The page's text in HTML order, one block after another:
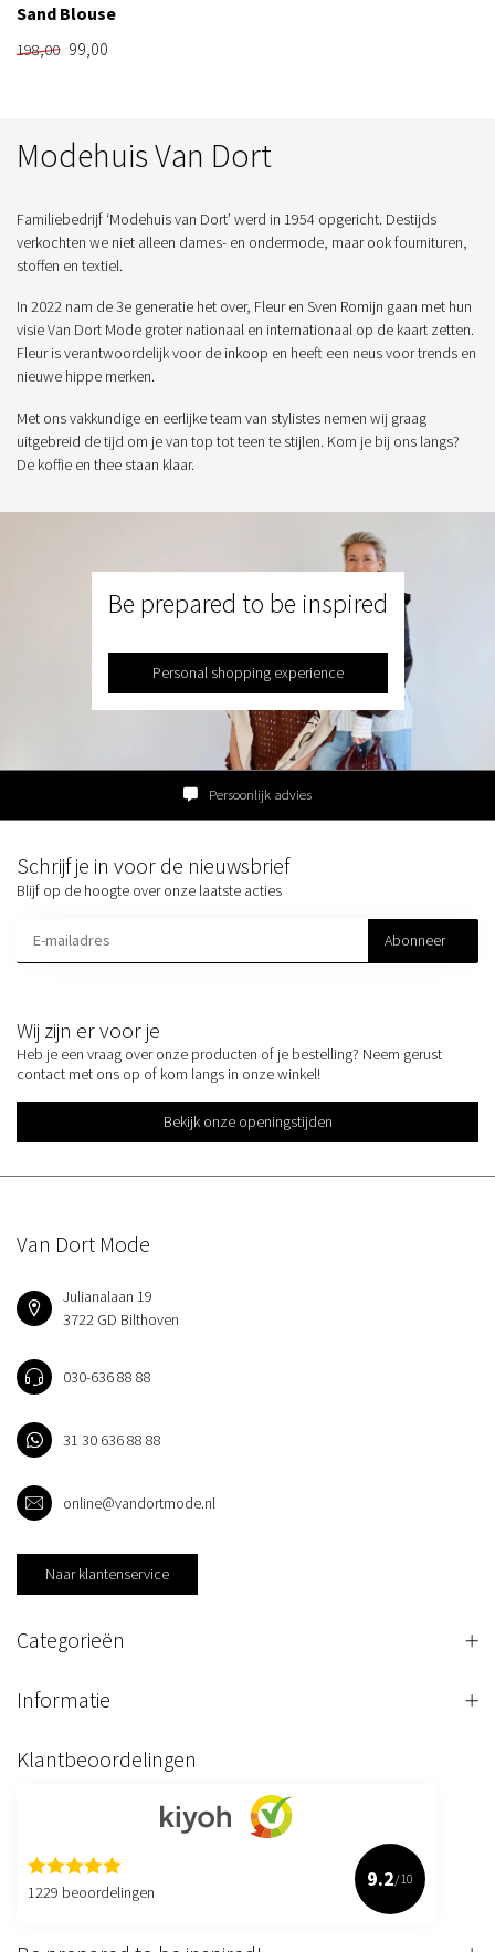
Sand Blouse
198,00 99,00
Modehuis Van Dort
Familiebedrijf ‘Modehuis van Dort’ werd in 1954 opgericht. Destijds
verkochten we niet alleen dames- en ondermode, maar ook fournituren,
stoffen en textiel.
In 2022 nam de 3e generatie het over, Fleur en Sven Romijn gaan met hun
visie Van Dort Mode groter nationaal en internationaal op de kaart zetten.
Fleur is verantwoordelijk voor de inkoop en heeft een neus voor trends en
nieuwe hippe merken.
Met ons vakkundige en eerlijke team van stylistes nemen wij graag
uitgebreid de tijd om je van top tot teen te stijlen. Kom je bij ons langs?
De koffie en thee staan klaar.
Be prepared to be inspired
Personal shopping experience
Persoonlijk advies
Wij zijn er voor je
Heb je een vraag over onze producten of je bestelling? Neem gerust
contact met ons op of kom langs in onze winkel!
Bekijk onze openingstijden
Schrijf je in voor de nieuwsbrief
Blijf op de hoogte over onze laatste acties
Abonneer
Van Dort Mode
Julianalaan 19
3722 GD Bilthoven
030-636 88 88
31 30 636 88 88
online@vandortmode.nl
Naar klantenservice
Categorieën
Informatie
Klantbeoordelingen
1229 beoordelingen
9.2/10